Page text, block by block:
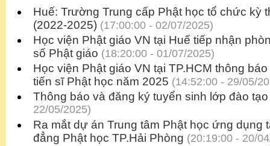
Huế: Trường Trung cấp Phật học tổ chức kỳ
(2022-2025) (17:00:00 - 02/07/2025)
Học viện Phật giáo VN tại Huế tiếp nhận
số Phật giáo (18:20:00 - 01/07/2025)
Học viện Phật giáo VN tại TP.HCM thông
tiến sĩ Phật học năm 2025 (14:52:00 - 29/05/
Thông báo và đăng ký tuyển sinh lớp đào
22/05/2025)
Ra mắt dự án Trung tâm Phật học ứng dụng
đẳng Phật học TP.Hải Phòng (20:19:00 - 20/